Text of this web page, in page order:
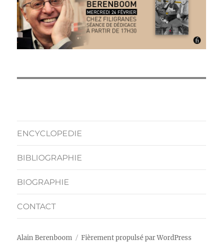
ENCYCLOPEDIE
BIBLIOGRAPHIE
BIOGRAPHIE
CONTACT
Alain Berenboom Fièrement propulsé par WordPress